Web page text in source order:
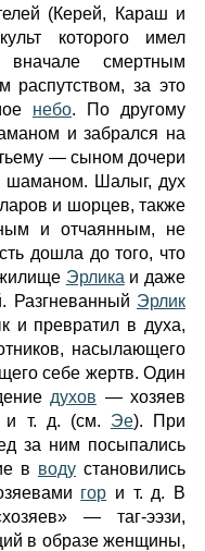
(Керей, Караш и
которого имел
вначале смертным
распутством, за это
небо. По другому
и забрался на
— сыном дочери
шаманом. Шалыг, дух
и шорцев, также
и отчаянным, не
дошла до того, что
Эрлика и даже
Разгневанный Эрлик
и превратил в духа,
насылающего
себе жертв. Один
духов — хозяев
и т. д. (см. Эе). При
за ним посыпались
в воду становились
гор и т. д. В
— таг-ээзи,
в образе женщины,